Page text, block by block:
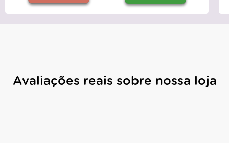
Avaliações reais sobre nossa loja